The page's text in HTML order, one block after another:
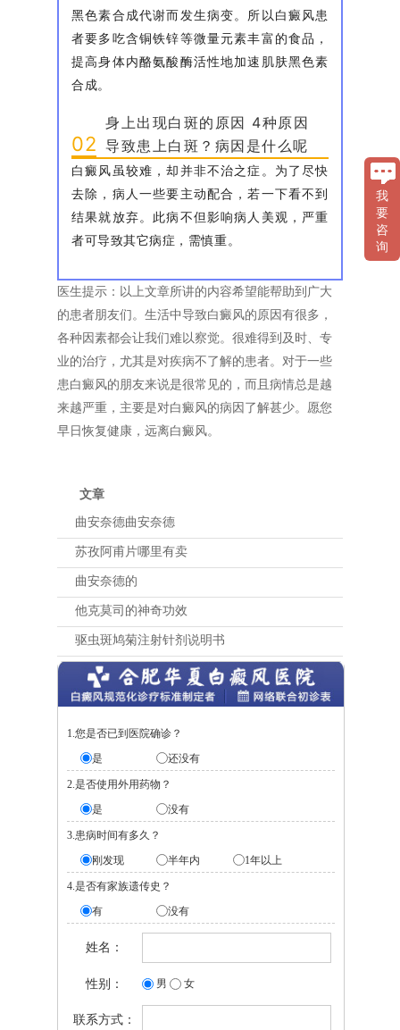
黑色素合成代谢而发生病变。所以白癜风患
者要多吃含铜铁锌等微量元素丰富的食品，
提高身体内酪氨酸酶活性地加速肌肤黑色素
合成。
02
身上出现白斑的原因 4种原因
导致患上白斑？病因是什么呢
白癜风虽较难，却并非不治之症。为了尽快
去除，病人一些要主动配合，若一下看不到
结果就放弃。此病不但影响病人美观，严重
者可导致其它病症，需慎重。
医生提示：以上文章所讲的内容希望能帮助到广大
的患者朋友们。生活中导致白癜风的原因有很多，
各种因素都会让我们难以察觉。很难得到及时、专
业的治疗，尤其是对疾病不了解的患者。对于一些
患白癜风的朋友来说是很常见的，而且病情总是越
来越严重，主要是对白癜风的病因了解甚少。愿您
早日恢复健康，远离白癜风。
文章
曲安奈德曲安奈德
苏孜阿甫片哪里有卖
曲安奈德的
他克莫司的神奇功效
驱虫斑鸠菊注射针剂说明书
1.您是否已到医院确诊？
是
还没有
2.是否使用外用药物？
是
没有
3.患病时间有多久？
刚发现
半年内 1年以上
4.是否有家族遗传史？
有
没有
姓名：
性别： 男 女
联系方式：
我
要
咨
询